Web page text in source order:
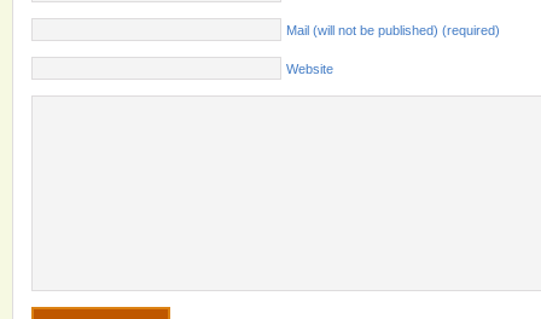
Mail (will not be published) (required)
Website